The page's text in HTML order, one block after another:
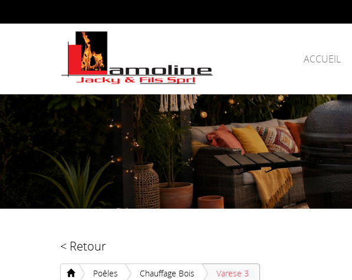
ACCUEIL
< Retour
Poêles Chauffage Bois Varese 3